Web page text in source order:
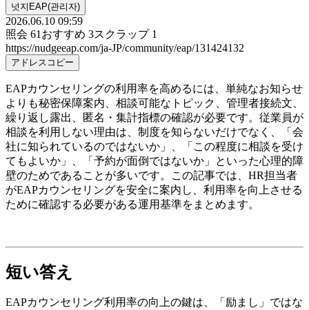
넛지EAP(관리자)
2026.06.10 09:59
照会 61 おすすめ 3スクラップ 1
https://nudgeeap.com/ja-JP/community/eap/131424132
アドレスコピー
EAPカウンセリングの利用率を高めるには、単純なお知らせ
よりも秘密保障案内、相談可能なトピック、管理者接続文、
繰り返し露出、匿名・集計指標の確認が必要です。従業員が
相談を利用しない理由は、制度を知らないだけでなく、「会
社に知られているのではないか」、「この程度に相談を受け
てもよいか」、「予約が面倒ではないか」といった心理的障
壁のためであることが多いです。この記事では、HR担当者
がEAPカウンセリングを安全に案内し、利用率を向上させる
ために確認する必要がある運用基準をまとめます。
短い答え
EAPカウンセリング利用率の向上の鍵は、「励まし」ではな